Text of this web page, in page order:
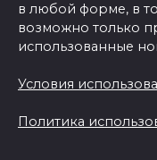
в любой форме, в
возможно только
использованные
Условия
Политика